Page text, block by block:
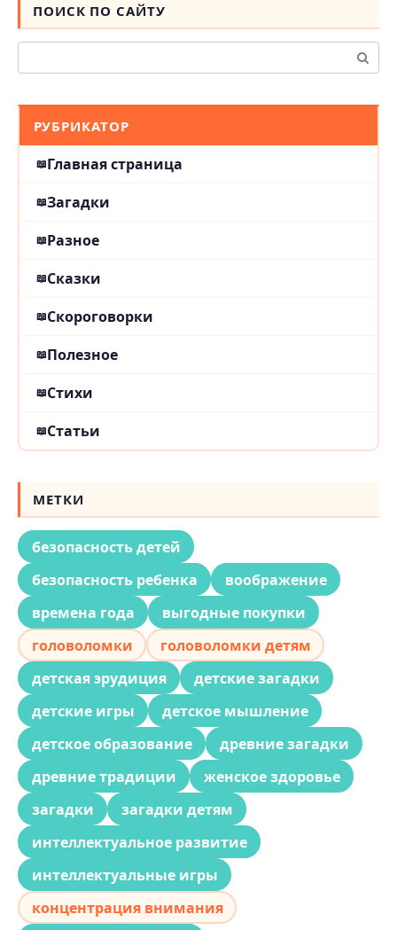
ПОИСК ПО САЙТУ
РУБРИКАТОР
Главная страница
Загадки
Разное
Сказки
Скороговорки
Полезное
Стихи
Статьи
МЕТКИ
безопасность детей
безопасность ребенка
воображение
времена года
выгодные покупки
головоломки
головоломки детям
детская эрудиция
детские загадки
детские игры
детское мышление
детское образование
древние загадки
древние традиции
женское здоровье
загадки
загадки детям
интеллектуальное развитие
интеллектуальные игры
концентрация внимания